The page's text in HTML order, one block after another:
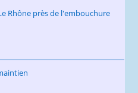
Rhône près de l'embouchure